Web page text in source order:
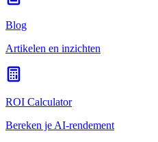
Blog
Artikelen en inzichten
ROI Calculator
Bereken je AI-rendement